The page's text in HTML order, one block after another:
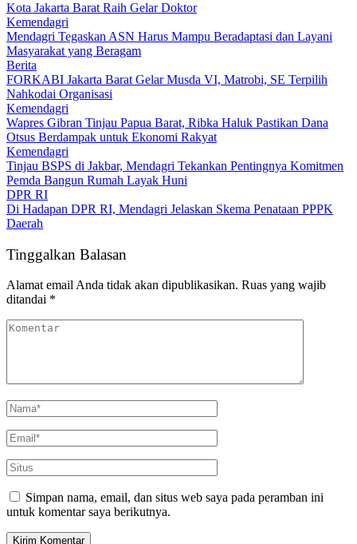
Kota Jakarta Barat Raih Gelar Doktor
Kemendagri
Mendagri Tegaskan ASN Harus Mampu Beradaptasi dan Layani
Masyarakat yang Beragam
Berita
FORKABI Jakarta Barat Gelar Musda VI, Matrobi, SE Terpilih
Nahkodai Organisasi
Kemendagri
Wapres Gibran Tinjau Papua Barat, Ribka Haluk Pastikan Dana
Otsus Berdampak untuk Ekonomi Rakyat
Kemendagri
Tinjau BSPS di Jakbar, Mendagri Tekankan Pentingnya Komitmen
Pemda Bangun Rumah Layak Huni
DPR RI
Di Hadapan DPR RI, Mendagri Jelaskan Skema Penataan PPPK
Daerah
Tinggalkan Balasan
Alamat email Anda tidak akan dipublikasikan. Ruas yang wajib
ditandai *
Simpan nama, email, dan situs web saya pada peramban ini
untuk komentar saya berikutnya.